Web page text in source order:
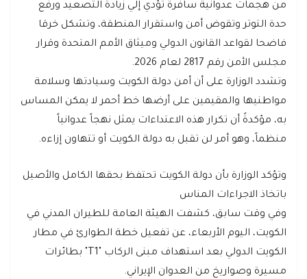
من هجمات عدوانية سافرة تؤدي إلي زيادة التصعيد ورفع
حدة التوتر وتقوض أمن واستقرار المنطقة، وتشكل خرقا
فاضحا لقواعد القانون الدولي وميثاق الأمم المتحدة وقرار
مجلس الأمن رقم 2817 لعام 2026.
وتشدد الوزارة على أن أمن دولة الكويت وسيادتها وسلامة
مواطنيها والمقيمين على أرضها خط أحمر لا يمكن المساس
به، مؤكدةً أن تكرار هذه الاعتداءات يمثل نهجاً عدوانياً
منظماً، وهو أمر لن تقبل به دولة الكويت أو تتهاون إزاءه.
وتؤكد الوزارة بأن دولة الكويت تحتفظ بحقها الكامل والأصيل
باتخاذ الاجراءات المناس
وفي وقت سابق، كشفت الهيئة العامة للطيران المدني في
الكويت، اليوم الأربعاء، عن تفعيل خطة الطوارئ في مطار
الكويت الدولي بعد استهداف مبنى الركاب "T1" بطائرات
مسيرة وصواريخ من العدوان الإيراني.